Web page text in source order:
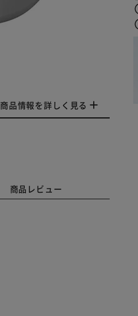
商品情報を詳しく見る
商品レビュー